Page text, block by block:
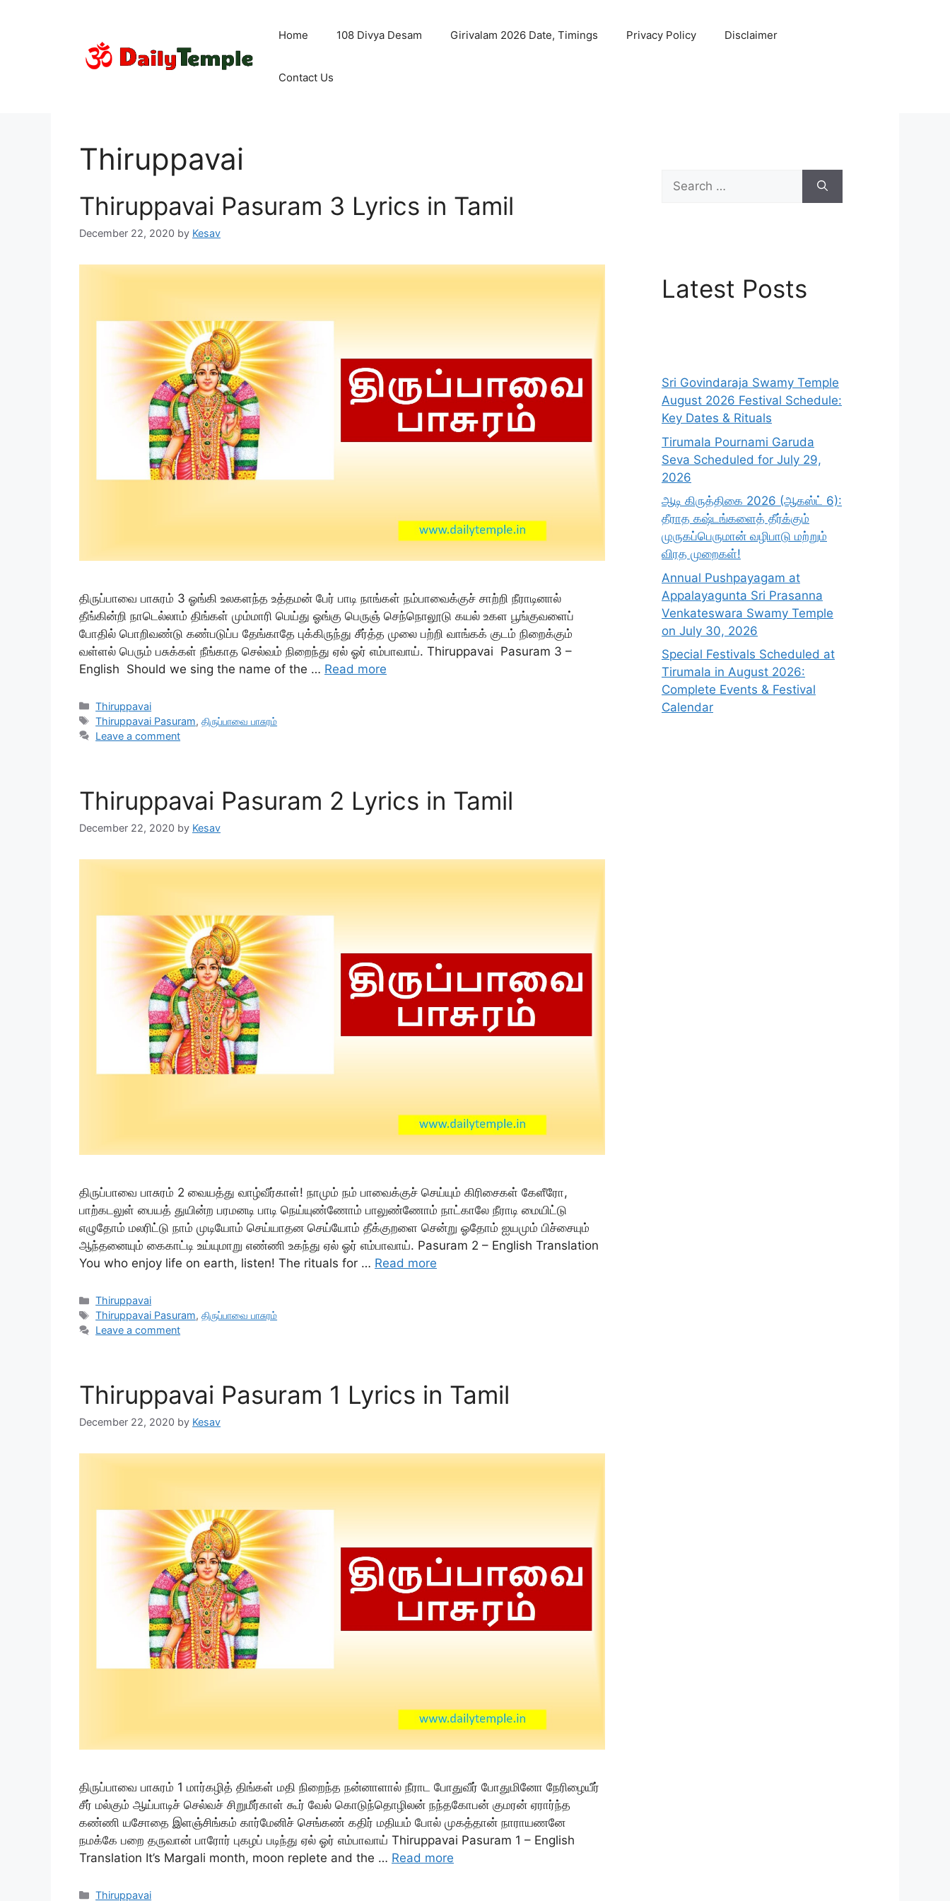
Home 108 Divya Desam Girivalam 2026 Date, Timings Privacy Policy Disclaimer
Contact Us
Thiruppavai
Thiruppavai Pasuram 3 Lyrics in Tamil
December 22, 2020 by Kesav
திருப்பாவை பாசுரம் 3 ஓங்கி உலகளந்த உத்தமன் பேர் பாடி நாங்கள் நம்பாவைக்குச் சாற்றி நீராடினால்
தீங்கின்றி நாடெல்லாம் திங்கள் மும்மாரி பெய்து ஓங்கு பெருஞ் செந்நொலூடு கயல் உகள பூங்குவளைப்
போதில் பொறிவண்டு கண்படுப்ப தேங்காதே புக்கிருந்து சீர்த்த முலை பற்றி வாங்கக் குடம் நிறைக்கும்
வள்ளல் பெரும் பசுக்கள் நீங்காத செல்வம் நிறைந்து ஏல் ஓர் எம்பாவாய். Thiruppavai Pasuram 3 –
English Should we sing the name of the … Read more
Categories
Thiruppavai
Tags
Thiruppavai Pasuram,திருப்பாவை பாசுரம்
Leave a comment
Thiruppavai Pasuram 2 Lyrics in Tamil
December 22, 2020 by Kesav
திருப்பாவை பாசுரம் 2 வையத்து வாழ்வீர்காள்! நாமும் நம் பாவைக்குச் செய்யும் கிரிசைகள் கேளீரோ,
பாற்கடலுள் பையத் துயின்ற பரமனடி பாடி நெய்யுண்ணோம் பாலுண்ணோம் நாட்காலே நீராடி மையிட்டு
எழுதோம் மலரிட்டு நாம் முடியோம் செய்யாதன செய்யோம் தீக்குறளை சென்று ஓதோம் ஐயமும் பிச்சையும்
ஆந்தனையும் கைகாட்டி உய்யுமாறு எண்ணி உகந்து ஏல் ஓர் எம்பாவாய். Pasuram 2 – English Translation
You who enjoy life on earth, listen! The rituals for … Read more
Categories
Thiruppavai
Tags
Thiruppavai Pasuram,திருப்பாவை பாசுரம்
Leave a comment
Thiruppavai Pasuram 1 Lyrics in Tamil
December 22, 2020 by Kesav
திருப்பாவை பாசுரம் 1 மார்கழித் திங்கள் மதி நிறைந்த நன்னாளால் நீராட போதுவீர் போதுமினோ நேரிழையீர்
சீர் மல்கும் ஆய்பாடிச் செல்வச் சிறுமீர்காள் கூர் வேல் கொடுந்தொழிலன் நந்தகோபன் குமரன் ஏரார்ந்த
கண்ணி யசோதை இளஞ்சிங்கம் கார்மேனிச் செங்கண் கதிர் மதியம் போல் முகத்தான் நாராயணனே
நமக்கே பறை தருவான் பாரோர் புகழப் படிந்து ஏல் ஓர் எம்பாவாய் Thiruppavai Pasuram 1 – English
Translation It’s Margali month, moon replete and the … Read more
Categories
Thiruppavai
Search
for:
Latest Posts
Sri Govindaraja Swamy Temple
August 2026 Festival Schedule:
Key Dates & Rituals
Tirumala Pournami Garuda
Seva Scheduled for July 29,
2026
ஆடி கிருத்திகை 2026 (ஆகஸ்ட் 6):
தீராத கஷ்டங்களைத் தீர்க்கும்
முருகப்பெருமான் வழிபாடு மற்றும்
விரத முறைகள்!
Annual Pushpayagam at
Appalayagunta Sri Prasanna
Venkateswara Swamy Temple
on July 30, 2026
Special Festivals Scheduled at
Tirumala in August 2026:
Complete Events & Festival
Calendar